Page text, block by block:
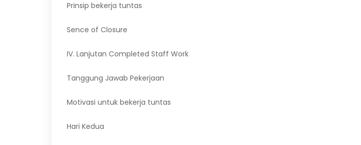
Prinsip bekerja tuntas
Sence of Closure
IV. Lanjutan Completed Staff Work
Tanggung Jawab Pekerjaan
Motivasi untuk bekerja tuntas
Hari Kedua